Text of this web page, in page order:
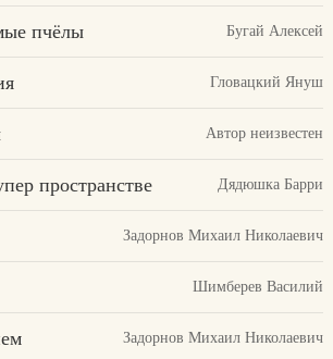
пчёлы Бугай Алексей
Гловацкий Януш
Автор неизвестен
пространстве Дядюшка Барри
Задорнов Михаил Николаевич
Шимберев Василий
Задорнов Михаил Николаевич